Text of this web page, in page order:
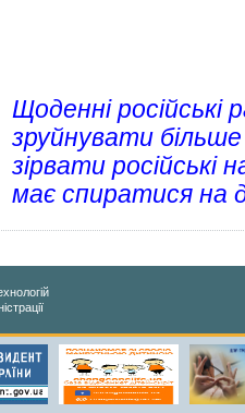
Щоденні
зруйнувати
зірвати російські
має спиратися на